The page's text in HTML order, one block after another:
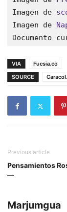
Imagen de
Imagen de
Documento
VIA
Fucsia.co
SOURCE
Previous article
Pensamientos
—
Marjumgua